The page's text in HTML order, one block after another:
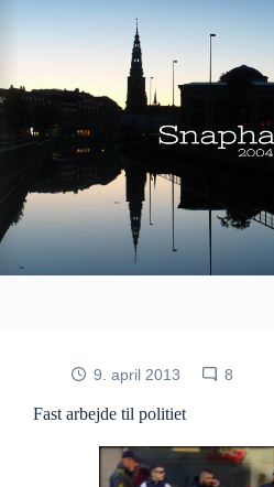
9. april 2013 8
Fast arbejde til politiet